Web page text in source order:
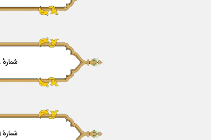
شمارهٔ ۱۸
شمارهٔ ۱۹